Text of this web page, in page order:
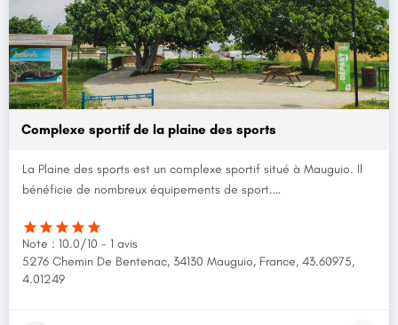
Complexe sportif de la plaine des sports
La Plaine des sports est un complexe sportif situé à Mauguio. Il
bénéficie de nombreux équipements de sport.…
Note : 10.0/10 - 1 avis
5276 Chemin De Bentenac, 34130 Mauguio, France, 43.60975,
4.01249